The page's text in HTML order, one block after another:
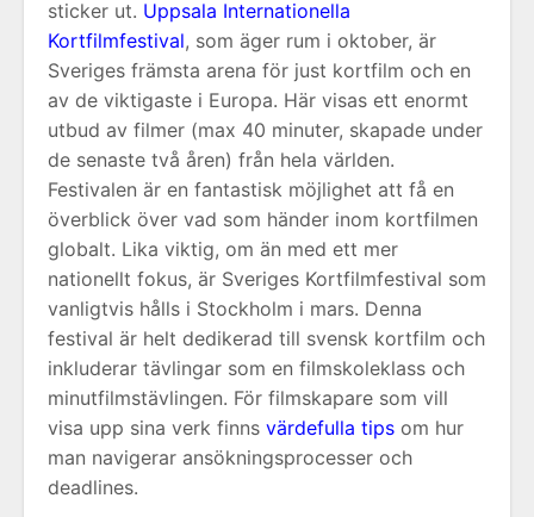
sticker ut. Uppsala Internationella
Kortfilmfestival, som äger rum i oktober, är
Sveriges främsta arena för just kortfilm och en
av de viktigaste i Europa. Här visas ett enormt
utbud av filmer (max 40 minuter, skapade under
de senaste två åren) från hela världen.
Festivalen är en fantastisk möjlighet att få en
överblick över vad som händer inom kortfilmen
globalt. Lika viktig, om än med ett mer
nationellt fokus, är Sveriges Kortfilmfestival som
vanligtvis hålls i Stockholm i mars. Denna
festival är helt dedikerad till svensk kortfilm och
inkluderar tävlingar som en filmskoleklass och
minutfilmstävlingen. För filmskapare som vill
visa upp sina verk finns värdefulla tips om hur
man navigerar ansökningsprocesser och
deadlines.